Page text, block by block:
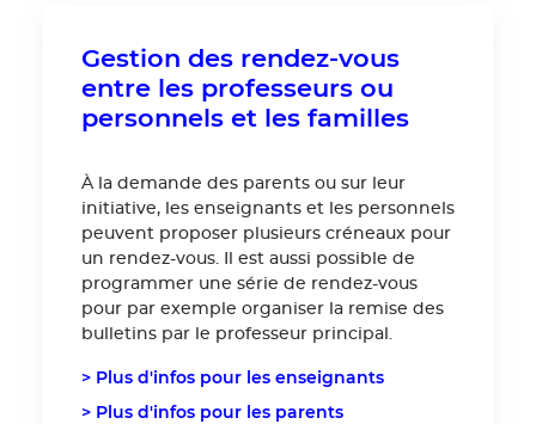
Gestion des rendez-vous
entre les professeurs ou
personnels et les familles
À la demande des parents ou sur leur
initiative, les enseignants et les personnels
peuvent proposer plusieurs créneaux pour
un rendez-vous. Il est aussi possible de
programmer une série de rendez-vous
pour par exemple organiser la remise des
bulletins par le professeur principal.
> Plus d'infos pour les enseignants
> Plus d'infos pour les parents